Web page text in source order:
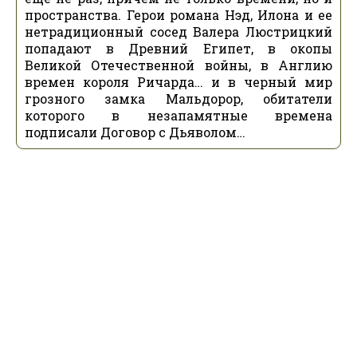
пространства. Герои романа Нэд, Илона и ее
нетрадиционный сосед Валера Люстрицкий
попадают в Древний Египет, в окопы
Великой Отечественной войны, в Англию
времен короля Ричарда… и в черный мир
грозного замка Мальдорор, обитатели
которого в незапамятные времена
подписали Договор с Дьяволом…